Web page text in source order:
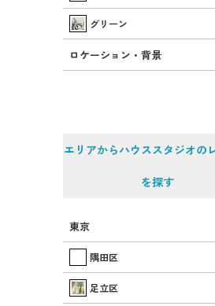
グリーン
ロケーション・背景
エリアからハウススタジオの
を探す
東京
隅田区
足立区